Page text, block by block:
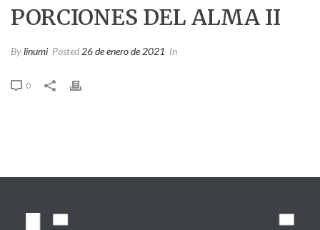
PORCIONES DEL ALMA II
Bylinumi Posted 26 de enero de 2021 In
0